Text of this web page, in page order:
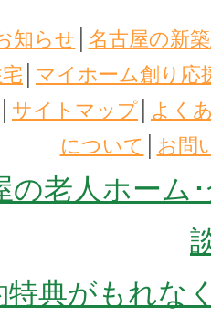
知らせ
名古屋の新
マイホーム創り応
サイトマップ
よく
について
お問
の老人ホーム
特典がもれな